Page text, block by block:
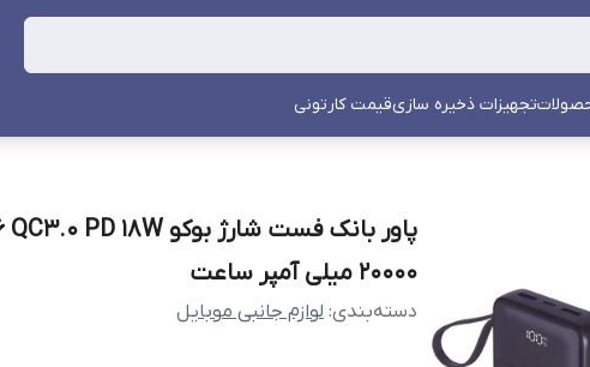
تجهیزات ذخیره سازیقیمت کارتونی
20000 میلی آمپر ساعت
دسته‌بندی: لوازم جانبی موبایل